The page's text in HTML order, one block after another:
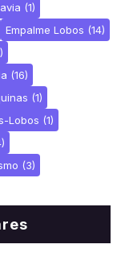
(1)
Empalme Lobos (14)
(16)
(1)
Lobos (1)
(3)